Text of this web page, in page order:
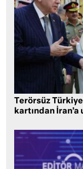
Terörsüz
kartından İran’a